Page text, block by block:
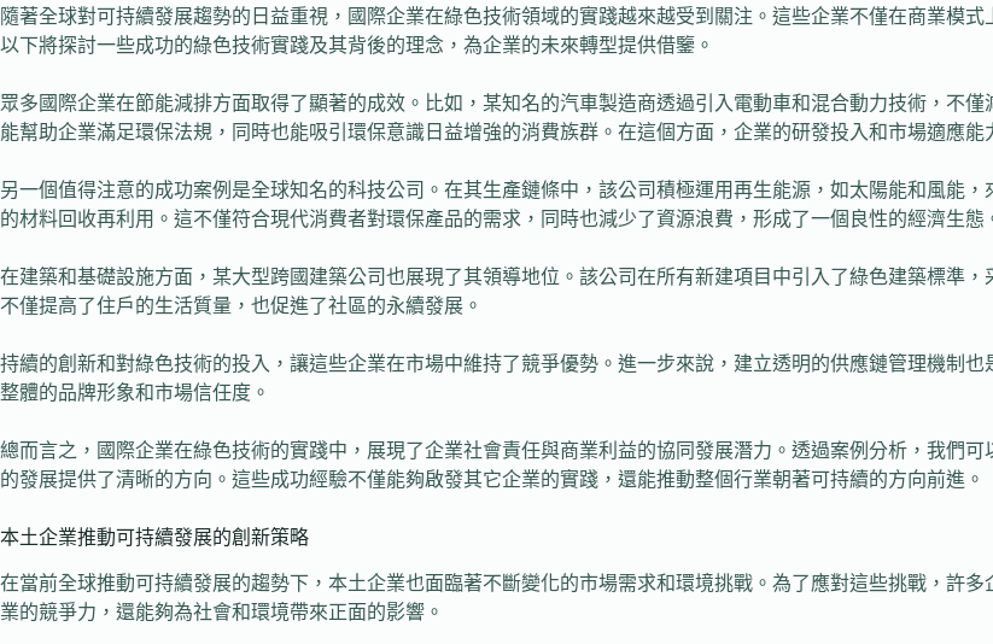
隨著全球對可持續發展趨勢的日益重視，國際企業在綠色技術領域的實踐越來越受到關注。這些企業不僅在商業模
以下將探討一些成功的綠色技術實踐及其背後的理念，為企業的未來轉型提供借鑒。
眾多國際企業在節能減排方面取得了顯著的成效。比如，某知名的汽車製造商透過引入電動車和混合動力技術，不
能幫助企業滿足環保法規，同時也能吸引環保意識日益增強的消費族群。在這個方面，企業的研發投入和市場適應能
另一個值得注意的成功案例是全球知名的科技公司。在其生產鏈條中，該公司積極運用再生能源，如太陽能和風能
的材料回收再利用。這不僅符合現代消費者對環保產品的需求，同時也減少了資源浪費，形成了一個良性的經濟生態
在建築和基礎設施方面，某大型跨國建築公司也展現了其領導地位。該公司在所有新建項目中引入了綠色建築標準，
不僅提高了住戶的生活質量，也促進了社區的永續發展。
持續的創新和對綠色技術的投入，讓這些企業在市場中維持了競爭優勢。進一步來說，建立透明的供應鏈管理機制
整體的品牌形象和市場信任度。
總而言之，國際企業在綠色技術的實踐中，展現了企業社會責任與商業利益的協同發展潛力。透過案例分析，我們
的發展提供了清晰的方向。這些成功經驗不僅能夠啟發其它企業的實踐，還能推動整個行業朝著可持續的方向前進。
本土企業推動可持續發展的創新策略
在當前全球推動可持續發展的趨勢下，本土企業也面臨著不斷變化的市場需求和環境挑戰。為了應對這些挑戰，許
業的競爭力，還能夠為社會和環境帶來正面的影響。